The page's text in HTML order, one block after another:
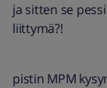
ja sitten se
liittymä?!
pistin MPM